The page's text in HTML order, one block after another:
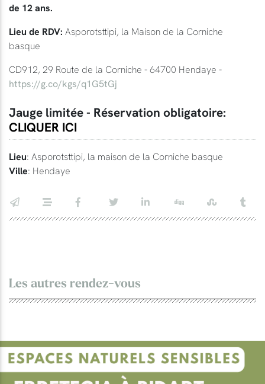
de 12 ans.
Lieu de RDV: Asporotsttipi, la Maison de la Corniche
basque
CD912, 29 Route de la Corniche - 64700 Hendaye -
https://g.co/kgs/q1G5tGj
Jauge limitée - Réservation obligatoire:
CLIQUER ICI
Lieu: Asporotsttipi, la maison de la Corniche basque
Ville: Hendaye
Les autres rendez-vous